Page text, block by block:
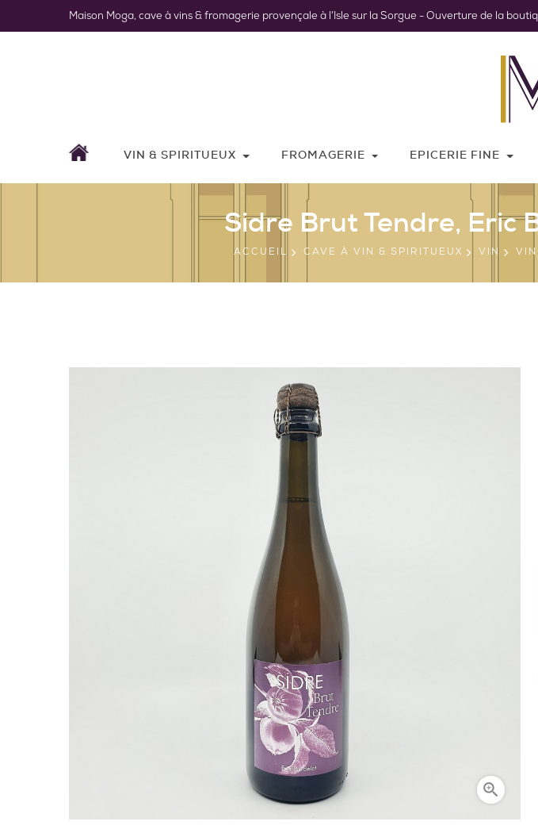
Maison Moga, cave à vins & fromagerie provençale à l’Isle sur la Sorgue - Ouverture de la
VIN & SPIRITUEUX FROMAGERIE EPICERIE FINE
Sidre Brut Tendre, Eric
ACCUEIL CAVE À VIN & SPIRITUEUX VIN
